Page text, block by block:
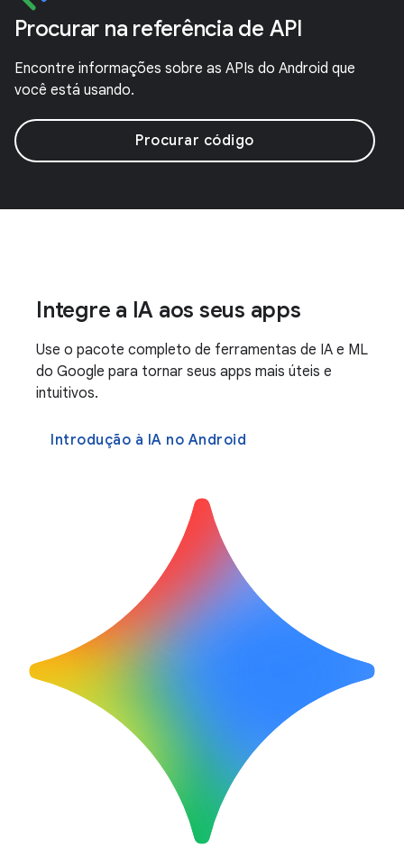
Procurar na referência de API
Encontre informações sobre as APIs do Android que
você está usando.
Procurar código
Integre a IA aos seus apps
Use o pacote completo de ferramentas de IA e ML
do Google para tornar seus apps mais úteis e
intuitivos.
Introdução à IA no Android